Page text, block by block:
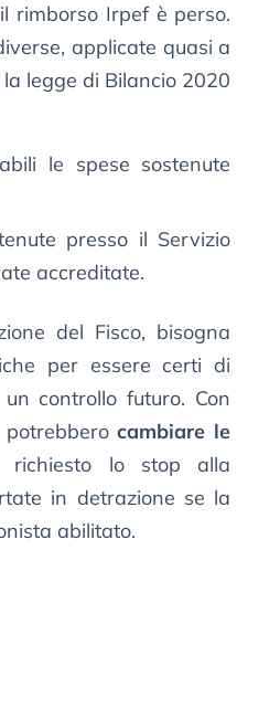
rimborso Irpef è perso.
applicate quasi a
legge di Bilancio 2020
le spese sostenute
presso il Servizio
accreditate.
del Fisco, bisogna
per essere certi di
controllo futuro. Con
potrebberocambiare le
lo stop alla
in detrazione se la
abilitato.